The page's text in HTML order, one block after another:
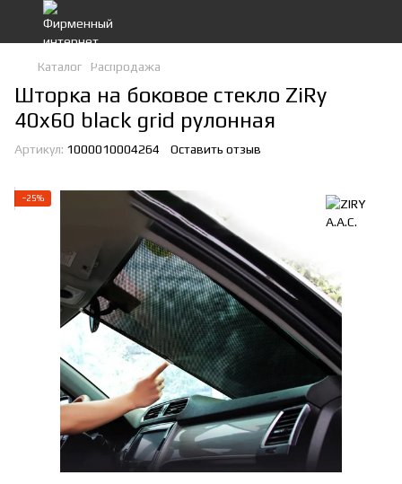
Каталог Распродажа
Шторка на боковое стекло ZiRy
40x60 black grid рулонная
Артикул: 1000010004264 Оставить отзыв
−25%